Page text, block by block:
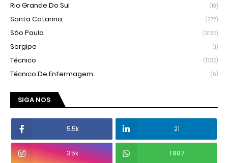
Rio Grande Do Sul (19)
Santa Catarina (272)
São Paulo (3135)
Sergipe (1)
Técnico (1735)
Técnico De Enfermagem (6)
SIGA NOS
5.5k 21
3.5k 1.987